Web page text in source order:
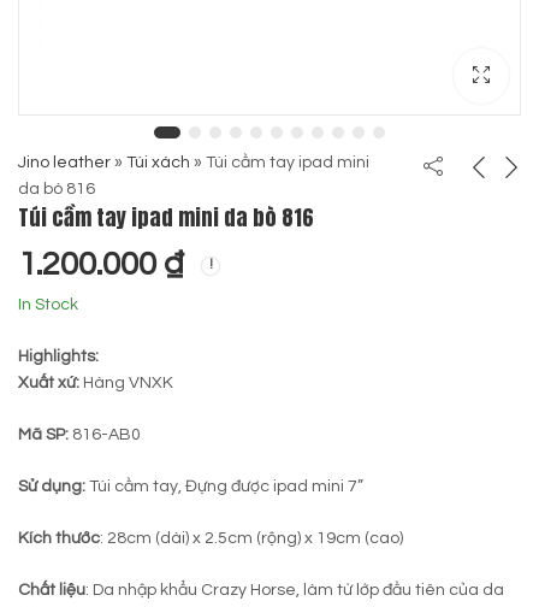
Jino leather » Túi xách » Túi cầm tay ipad mini
da bò 816
Túi cầm tay ipad mini da bò 816
1.200.000 ₫
In Stock
Highlights:
Xuất xứ: Hàng VNXK
Mã SP: 816-AB0
Sử dụng: Túi cầm tay, Đựng được ipad mini 7”
Kích thước: 28cm (dài) x 2.5cm (rộng) x 19cm (cao)
Chất liệu: Da nhập khẩu Crazy Horse, làm từ lớp đầu tiên của da